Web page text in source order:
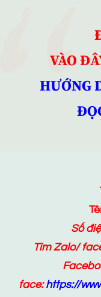
VÀO
HƯỚNG
Số
Tìm Zalo/
face:https://